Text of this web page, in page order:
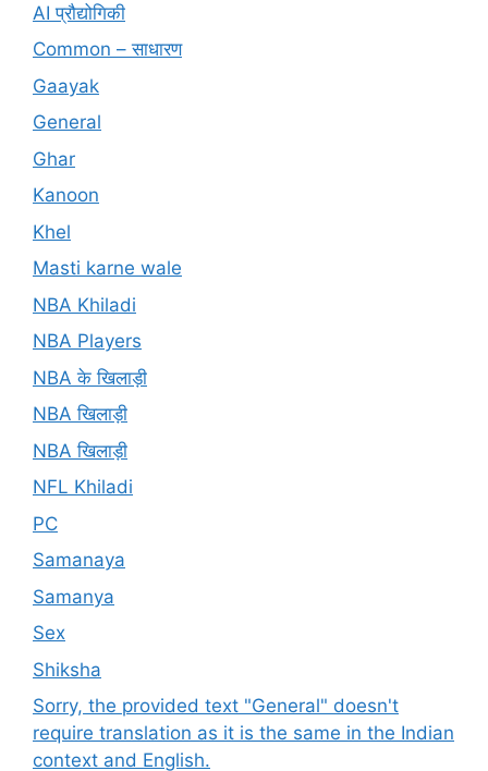
AI प्रौद्योगिकी
Common – साधारण
Gaayak
General
Ghar
Kanoon
Khel
Masti karne wale
NBA Khiladi
NBA Players
NBA के खिलाड़ी
NBA खिलाड़ी
NBA खिलाड़ी
NFL Khiladi
PC
Samanaya
Samanya
Sex
Shiksha
Sorry, the provided text "General" doesn't
require translation as it is the same in the Indian
context and English.